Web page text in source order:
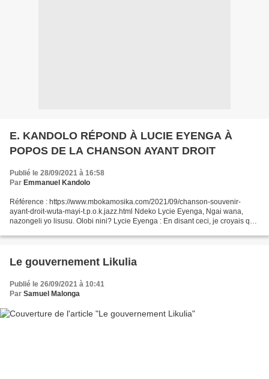
E. KANDOLO RÉPOND À LUCIE EYENGA À
POPOS DE LA CHANSON AYANT DROIT
Publié le 28/09/2021 à 16:58
Par Emmanuel Kandolo
Référence : https://www.mbokamosika.com/2021/09/chanson-souvenir-
ayant-droit-wuta-mayi-t.p.o.k.jazz.html Ndeko Lycie Eyenga, Ngai wana,
nazongeli yo lisusu. Olobi nini? Lycie Eyenga : En disant ceci, je croyais que
Le gouvernement Likulia
Publié le 26/09/2021 à 10:41
Par Samuel Malonga